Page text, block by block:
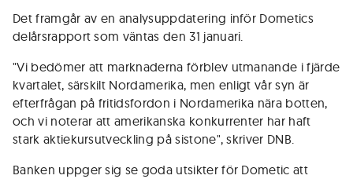
Det framgår av en analysuppdatering inför Dometics
delårsrapport som väntas den 31 januari.
"Vi bedömer att marknaderna förblev utmanande i fjärde
kvartalet, särskilt Nordamerika, men enligt vår syn är
efterfrågan på fritidsfordon i Nordamerika nära botten,
och vi noterar att amerikanska konkurrenter har haft
stark aktiekursutveckling på sistone", skriver DNB.
Banken uppger sig se goda utsikter för Dometic att